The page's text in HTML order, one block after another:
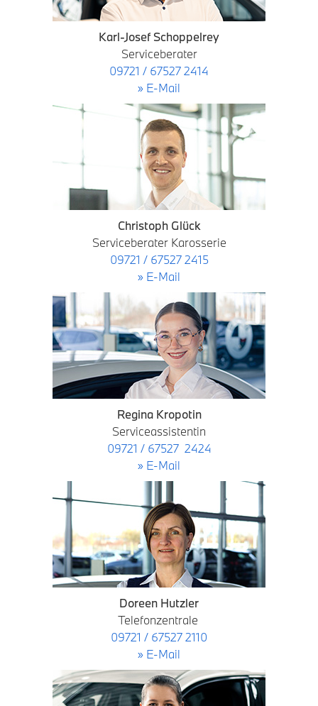
Karl-Josef Schoppelrey
Serviceberater
09721 / 67527 2414
» E-Mail
Christoph Glück
Serviceberater Karosserie
09721 / 67527 2415
» E-Mail
Regina Kropotin
Serviceassistentin
09721 / 67527 2424
» E-Mail
Doreen Hutzler
Telefonzentrale
09721 / 67527 2110
» E-Mail